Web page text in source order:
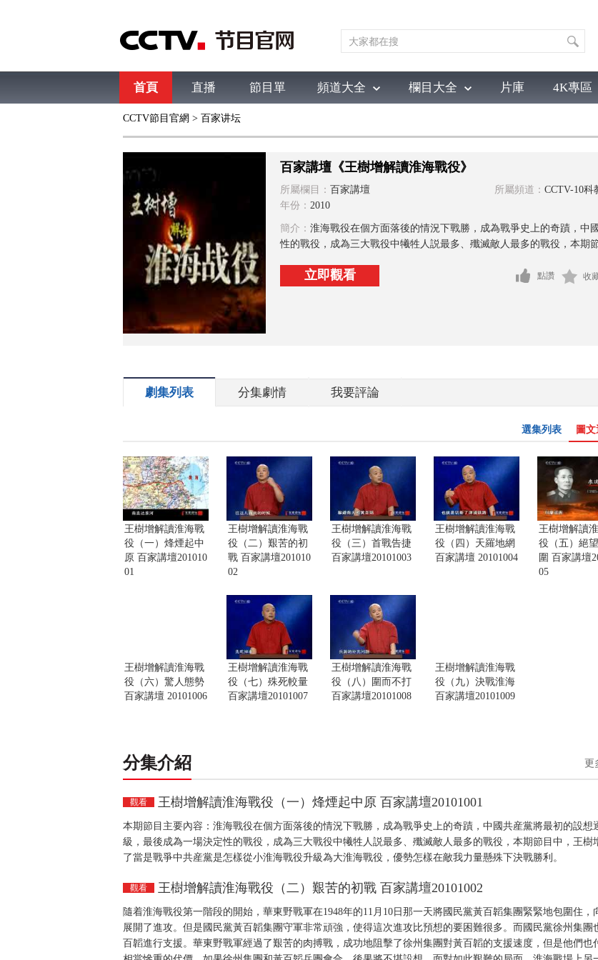
首頁 直播 節目單 頻道大全 欄目大全
綜合 新聞 財經 綜藝
片庫 4K專區
CCTV節目官網 > 百家讲坛
百家講壇《王樹增解讀淮海戰役》
所屬欄目： 百家講壇 所屬頻道： CCTV-10科
年份： 2010
簡介： 淮海戰役在個方面落後的情況下戰勝，成為戰爭史上的奇蹟，中
性的戰役，成為三大戰役中犧牲人説最多、殲滅敵人最多的戰役，本期
立即觀看 點讚 收
劇集列表 分集劇情 我要評論
圖
選集列表
王樹增解讀淮海戰
役（一）烽煙起中
原 百家講壇201010
01
王樹增解讀淮海戰
役（二）艱苦的初
戰 百家講壇201010
02
王樹增解讀淮海戰
役（三）首戰告捷
百家講壇20101003
王樹增解讀淮海戰
役（四）天羅地網
百家講壇 20101004
王樹增解讀
役（五）絕
圍 百家講壇
05
王樹增解讀淮海戰
役（六）驚人態勢
百家講壇 20101006
王樹增解讀淮海戰
役（七）殊死較量
百家講壇20101007
王樹增解讀淮海戰
役（八）圍而不打
百家講壇20101008
王樹增解讀淮海戰
役（九）決戰淮海
百家講壇20101009
分集介紹 更
觀看 王樹增解讀淮海戰役（一）烽煙起中原 百家講壇20101001
本期節目主要內容：淮海戰役在個方面落後的情況下戰勝，成為戰爭史上的奇蹟，中國共産黨將最初的設想
級，最後成為一場決定性的戰役，成為三大戰役中犧牲人説最多、殲滅敵人最多的戰役，本期節目中，王樹
了當是戰爭中共産黨是怎樣從小淮海戰役升級為大淮海戰役，優勢怎樣在敵我力量懸殊下決戰勝利。
觀看 王樹增解讀淮海戰役（二）艱苦的初戰 百家講壇20101002
隨着淮海戰役第一階段的開始，華東野戰軍在1948年的11月10日那一天將國民黨黃百韜集團緊緊地包圍住，
展開了進攻。但是國民黨黃百韜集團守軍非常頑強，使得這次進攻比預想的要困難很多。而國民黨徐州集團
百韜進行支援。華東野戰軍經過了艱苦的肉搏戰，成功地阻擊了徐州集團對黃百韜的支援速度，但是他們也